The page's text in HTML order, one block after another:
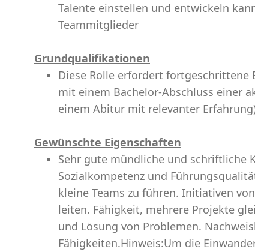
Talente einstellen und entwickeln
Teammitglieder
Grundqualifikationen
Diese Rolle erfordert fortgeschrittene
mit einem Bachelor-Abschluss einer
einem Abitur mit relevanter
Gewünschte Eigenschaften
Sehr gute mündliche und schriftliche
Sozialkompetenz und
kleine Teams zu führen. Initiativen
leiten. Fähigkeit, mehrere Projekte
und Lösung von Problemen.
Fähigkeiten.Hinweis:Um die